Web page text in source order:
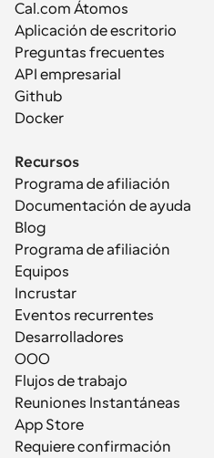
Cal.com Átomos
Aplicación de escritorio
Preguntas frecuentes
API empresarial
Github
Docker
Recursos
Programa de afiliación
Documentación de ayuda
Blog
Programa de afiliación
Equipos
Incrustar
Eventos recurrentes
Desarrolladores
OOO
Flujos de trabajo
Reuniones Instantáneas
App Store
Requiere confirmación